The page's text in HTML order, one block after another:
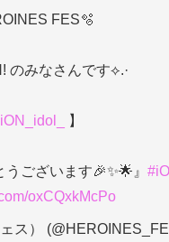
FES🫧
のみなさんです⟡.·
】
ございます🎉✨️🌟』
oxCQxkMcPo
ス）